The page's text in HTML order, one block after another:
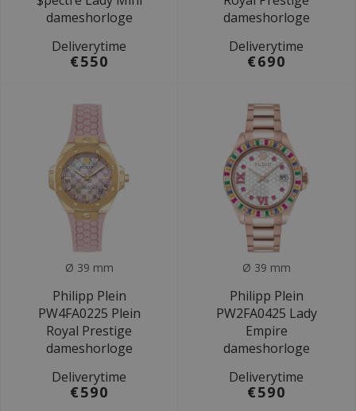
dameshorloge
Deliverytime
€550
dameshorloge
Deliverytime
€690
Ø 39 mm
Philipp Plein
PW4FA0225 Plein
Royal Prestige
dameshorloge
Deliverytime
€590
Ø 39 mm
Philipp Plein
PW2FA0425 Lady
Empire
dameshorloge
Deliverytime
€590